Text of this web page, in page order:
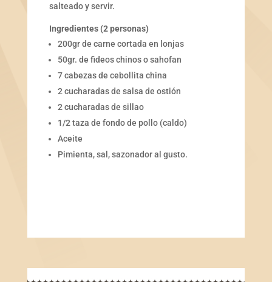
salteado y servir.
Ingredientes (2 personas)
200gr de carne cortada en lonjas
50gr. de fideos chinos o sahofan
7 cabezas de cebollita china
2 cucharadas de salsa de ostión
2 cucharadas de sillao
1/2 taza de fondo de pollo (caldo)
Aceite
Pimienta, sal, sazonador al gusto.